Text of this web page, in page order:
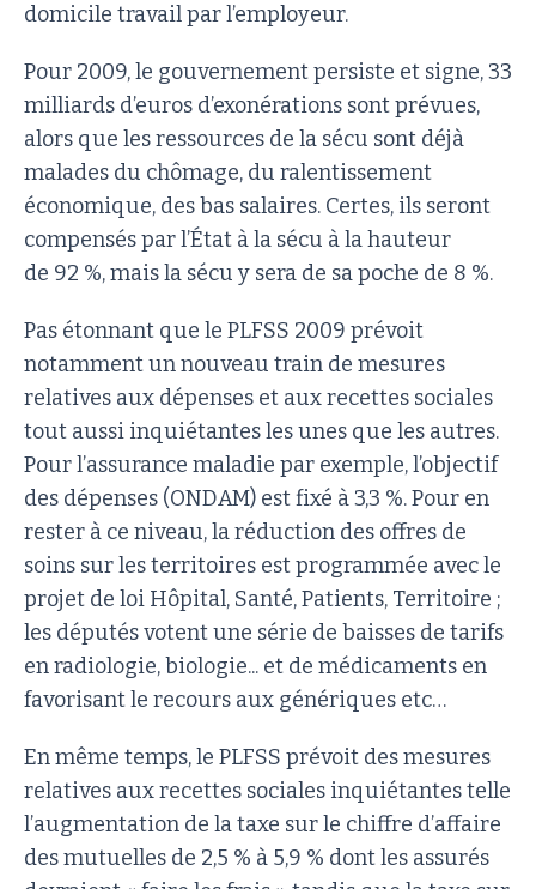
domicile travail par l’employeur.
Pour 2009, le gouvernement persiste et signe, 33
milliards d’euros d’exonérations sont prévues,
alors que les ressources de la sécu sont déjà
malades du chômage, du ralentissement
économique, des bas salaires. Certes, ils seront
compensés par l’État à la sécu à la hauteur
de 92 %, mais la sécu y sera de sa poche de 8 %.
Pas étonnant que le PLFSS 2009 prévoit
notamment un nouveau train de mesures
relatives aux dépenses et aux recettes sociales
tout aussi inquiétantes les unes que les autres.
Pour l’assurance maladie par exemple, l’objectif
des dépenses (ONDAM) est fixé à 3,3 %. Pour en
rester à ce niveau, la réduction des offres de
soins sur les territoires est programmée avec le
projet de loi Hôpital, Santé, Patients, Territoire ;
les députés votent une série de baisses de tarifs
en radiologie, biologie... et de médicaments en
favorisant le recours aux génériques etc…
En même temps, le PLFSS prévoit des mesures
relatives aux recettes sociales inquiétantes telle
l’augmentation de la taxe sur le chiffre d’affaire
des mutuelles de 2,5 % à 5,9 % dont les assurés